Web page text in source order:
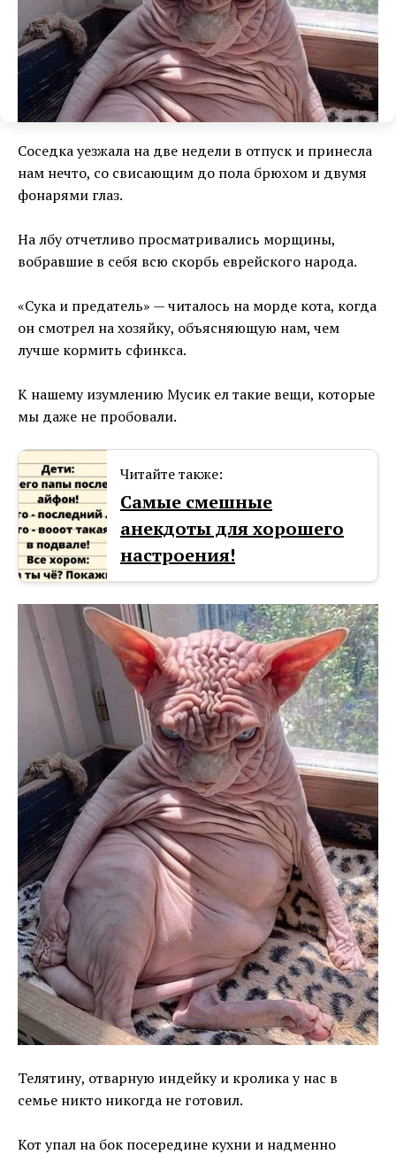
Соседка уезжала на две недели в отпуск и принесла
нам нечто, со свисающим до пола брюхом и двумя
фонарями глаз.
На лбу отчетливо просматривались морщины,
вобравшие в себя всю скорбь еврейского народа.
«Сука и предатель» — читалось на морде кота, когда
он смотрел на хозяйку, объясняющую нам, чем
лучше кормить сфинкса.
К нашему изумлению Мусик ел такие вещи, которые
мы даже не пробовали.
Читайте также:
Самые смешные
анекдоты для хорошего
настроения!
Телятину, отварную индейку и кролика у нас в
семье никто никогда не готовил.
Кот упал на бок посередине кухни и надменно